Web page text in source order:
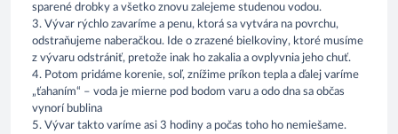
sparené drobky a všetko znovu zalejeme studenou vodou.
3. Vývar rýchlo zavaríme a penu, ktorá sa vytvára na povrchu,
odstraňujeme naberačkou. Ide o zrazené bielkoviny, ktoré musíme
z vývaru odstrániť, pretože inak ho zakalia a ovplyvnia jeho chuť.
4. Potom pridáme korenie, soľ, znížime príkon tepla a ďalej varíme
„ťahaním“ – voda je mierne pod bodom varu a odo dna sa občas
vynorí bublina
5. Vývar takto varíme asi 3 hodiny a počas toho ho nemiešame.